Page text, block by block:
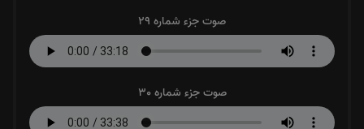
صوت جزء شماره 29
صوت جزء شماره 30